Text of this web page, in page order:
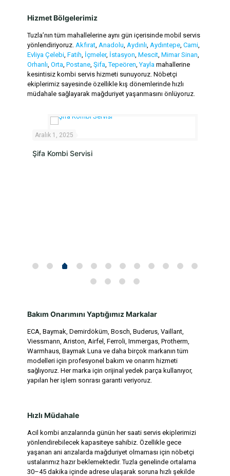
Hizmet Bölgelerimiz
Tuzla’nın tüm mahallelerine aynı gün içerisinde mobil servis
yönlendiriyoruz.Akfırat,Anadolu,Aydınlı,Aydıntepe,Cami,
Evliya Çelebi,Fatih, İçmeler, İstasyon,Mescit,Mimar Sinan,
Orhanlı,Orta,Postane,Şifa,Tepeören,Yayla mahallerine
kesintisiz kombi servis hizmeti sunuyoruz. Nöbetçi
ekiplerimiz sayesinde özellikle kış dönemlerinde hızlı
müdahale sağlayarak mağduriyet yaşanmasını önlüyoruz.
Aralık 1, 2025
Şifa Kombi Servisi
Bakım Onarımını Yaptığımız Markalar
ECA, Baymak, Demirdöküm, Bosch, Buderus, Vaillant,
Viessmann, Ariston, Airfel, Ferroli, Immergas, Protherm,
Warmhaus, Baymak Luna ve daha birçok markanın tüm
modelleri için profesyonel bakım ve onarım hizmeti
sağlıyoruz. Her marka için orijinal yedek parça kullanıyor,
yapılan her işlem sonrası garanti veriyoruz.
Hızlı Müdahale
Acil kombi arızalarında günün her saati servis ekiplerimizi
yönlendirebilecek kapasiteye sahibiz. Özellikle gece
yaşanan ani arızalarda mağduriyet olmaması için nöbetçi
ustalarımız hazır beklemektedir. Tuzla genelinde ortalama
30–45 dakika içinde adrese ulaşarak soruna hızlı şekilde